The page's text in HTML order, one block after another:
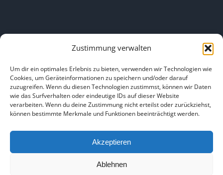
Zustimmung verwalten
Um dir ein optimales Erlebnis zu bieten, verwenden wir Technologien wie
Cookies, um Geräteinformationen zu speichern und/oder darauf
zuzugreifen. Wenn du diesen Technologien zustimmst, können wir Daten
wie das Surfverhalten oder eindeutige IDs auf dieser Website
verarbeiten. Wenn du deine Zustimmung nicht erteilst oder zurückziehst,
können bestimmte Merkmale und Funktionen beeinträchtigt werden.
Akzeptieren
Ablehnen
HOME|ÜBER UNS| IMPRESSUM |DATENSCHUTZ
BILDNACHWEISE